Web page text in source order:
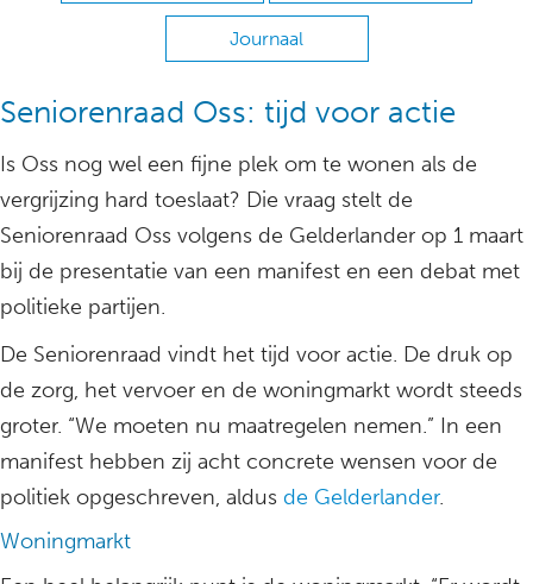
Journaal
Seniorenraad Oss: tijd voor actie
Is Oss nog wel een fijne plek om te wonen als de
vergrijzing hard toeslaat? Die vraag stelt de
Seniorenraad Oss volgens de Gelderlander op 1 maart
bij de presentatie van een manifest en een debat met
politieke partijen.
De Seniorenraad vindt het tijd voor actie. De druk op
de zorg, het vervoer en de woningmarkt wordt steeds
groter. “We moeten nu maatregelen nemen.” In een
manifest hebben zij acht concrete wensen voor de
politiek opgeschreven, aldus de Gelderlander.
Woningmarkt